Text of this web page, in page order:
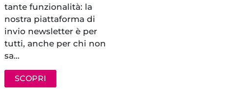
tante funzionalità: la
nostra piattaforma di
invio newsletter è per
tutti, anche per chi non
sa…
SCOPRI